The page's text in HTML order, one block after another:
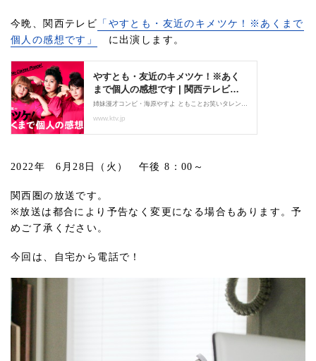
今晩、関西テレビ 「やすとも・友近のキメツケ！※あくまで
個人の感想です」
に出演します。
2022年 6月28日（火） 午後 8：00～
関西圏の放送です。
※放送は都合により予告なく変更になる場合もあります。予
めご了承ください。
今回は、自宅から電話で！